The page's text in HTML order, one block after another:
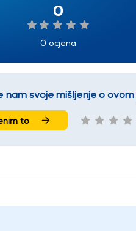
0
0 ocjena
nam svoje mišljenje o
to